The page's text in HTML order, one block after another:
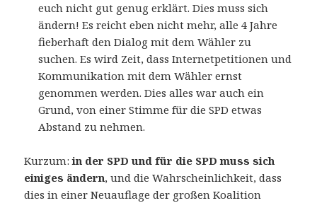
euch nicht gut genug erklärt. Dies muss sich
ändern! Es reicht eben nicht mehr, alle 4 Jahre
fieberhaft den Dialog mit dem Wähler zu
suchen. Es wird Zeit, dass Internetpetitionen und
Kommunikation mit dem Wähler ernst
genommen werden. Dies alles war auch ein
Grund, von einer Stimme für die SPD etwas
Abstand zu nehmen.
Kurzum: in der SPD und für die SPD muss sich
einiges ändern, und die Wahrscheinlichkeit, dass
dies in einer Neuauflage der großen Koalition